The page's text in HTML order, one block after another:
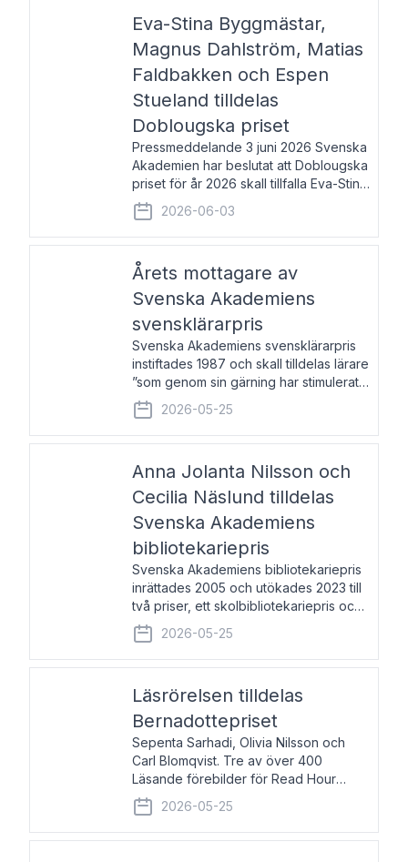
Eva-Stina Byggmästar,
Magnus Dahlström, Matias
Faldbakken och Espen
Stueland tilldelas
Doblougska priset
Pressmeddelande 3 juni 2026 Svenska
Akademien har beslutat att Doblougska
priset för år 2026 skall tillfalla Eva-Stina
Byggmästar, Magnus Dahlström, Matias
Faldbakken samt Espen Stueland.
Prisbeloppet är 200 000 svenska
2026-06-03
Årets mottagare av
Svenska Akademiens
svensklärarpris
Svenska Akademiens svensklärarpris
instiftades 1987 och skall tilldelas lärare
”som genom sin gärning har stimulerat
intresset hos unga människor för
svenska språket och litteraturen”.
Prisutdelning och samtal med
2026-05-25
Anna Jolanta Nilsson och
Cecilia Näslund tilldelas
Svenska Akademiens
bibliotekariepris
Svenska Akademiens bibliotekariepris
inrättades 2005 och utökades 2023 till
två priser, ett skolbibliotekariepris och
ett folkbibliotekariepris. Priserna skall
tilldelas bibliotekarier vid svenska folk-
och skolbibliotek som gjort värdefull
2026-05-25
Läsrörelsen tilldelas
Bernadottepriset
Sepenta Sarhadi, Olivia Nilsson och
Carl Blomqvist. Tre av över 400
Läsande förebilder för Read Hour
Sverige. Foto: Michael Wall. Den ideella
föreningen Läsrörelsen tilldelas
Bernadottepriset 2026 för att den
2026-05-25